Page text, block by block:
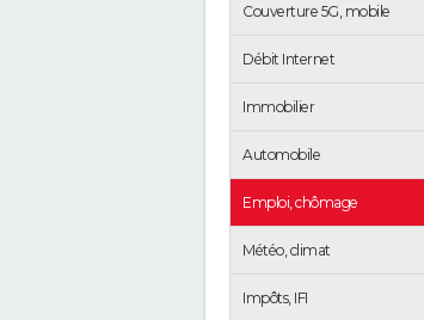
Couverture 5G, mobile
Débit Internet
Immobilier
Automobile
Emploi, chômage
Météo, climat
Impôts, IFI